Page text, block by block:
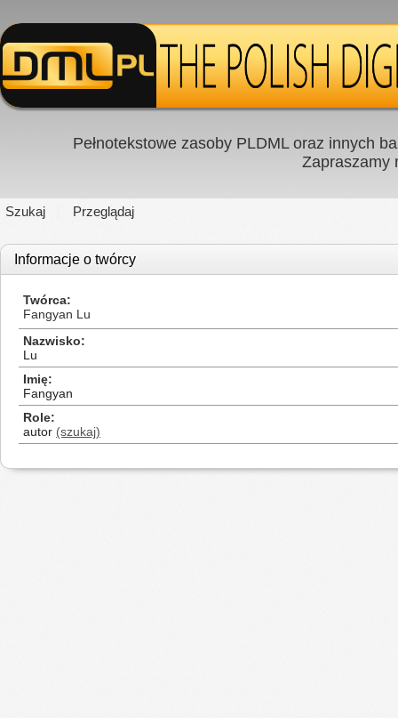
Pełnotekstowe zasoby PLDML oraz innych
Zapraszamy
Szukaj Przeglądaj
Informacje o twórcy
Twórca
Fangyan Lu
Nazwisko
Lu
Imię
Fangyan
Role
autor (szukaj)